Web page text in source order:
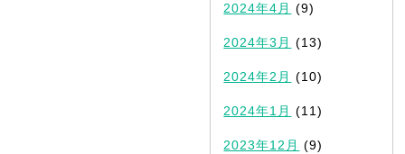
2024年4月 (9)
2024年3月 (13)
2024年2月 (10)
2024年1月 (11)
2023年12月 (9)